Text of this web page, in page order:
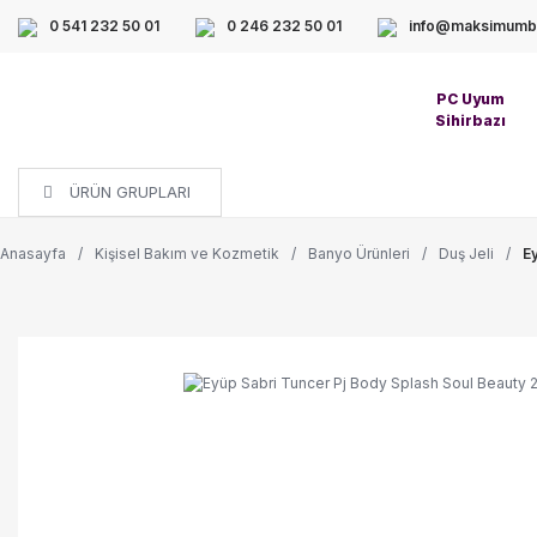
0 541 232 50 01 0 246 232 50 01
PC Uyum
Sihirbazı
ÜRÜN GRUPLARI
Anasayfa Kişisel Bakım ve Kozmetik Banyo Ürünleri Duş Jeli